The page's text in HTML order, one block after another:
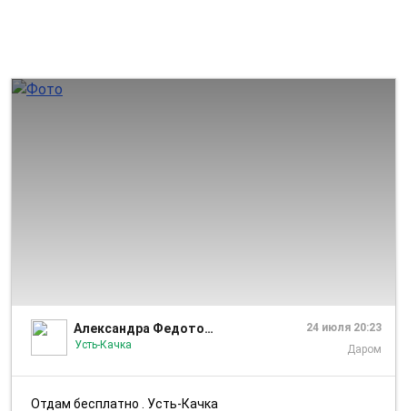
Александра Федотова
Усть-Качка
24 июля 20:23
Даром
Отдам бесплатно . Усть-Качка